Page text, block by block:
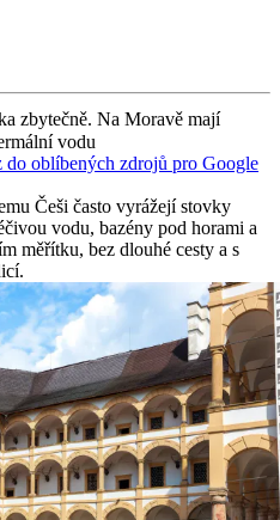
zbytečně. Na Moravě mají
vodu
do oblíbených zdrojů pro Google
Češi často vyrážejí stovky
vodu, bazény pod horami a
měřítku, bez dlouhé cesty a s